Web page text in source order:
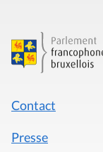
Contact
Presse